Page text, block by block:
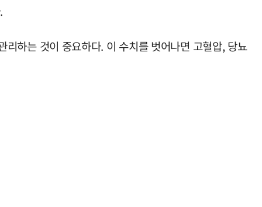
는 것이 중요하다. 이 수치를 벗어나면 고혈압, 당뇨